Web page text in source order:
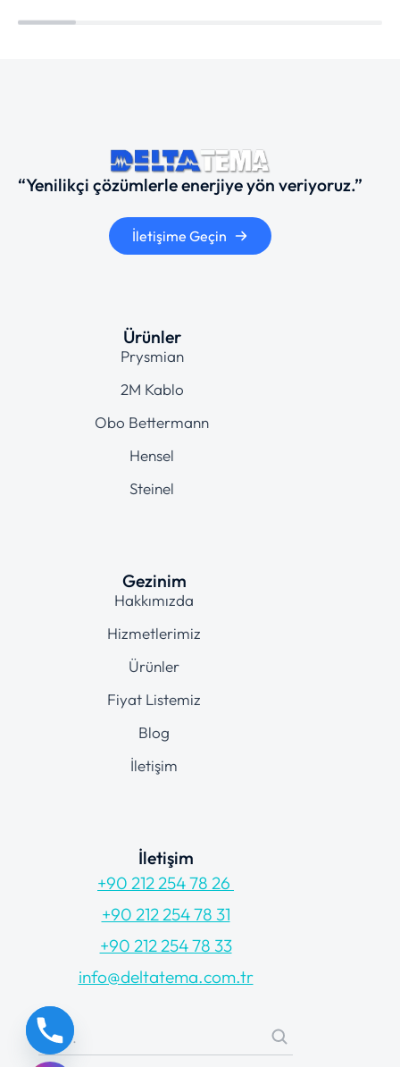
“Yenilikçi çözümlerle enerjiye yön veriyoruz.”
İletişime Geçin
Ürünler
Prysmian
2M Kablo
Obo Bettermann
Hensel
Steinel
Gezinim
Hakkımızda
Hizmetlerimiz
Ürünler
Fiyat Listemiz
Blog
İletişim
İletişim
+90 212 254 78 26
+90 212 254 78 31
+90 212 254 78 33
info@deltatema.com.tr